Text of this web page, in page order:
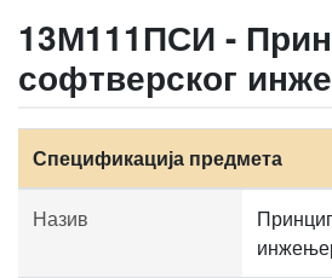
13М111ПСИ -
софтверског
Спецификација предмета
Назив